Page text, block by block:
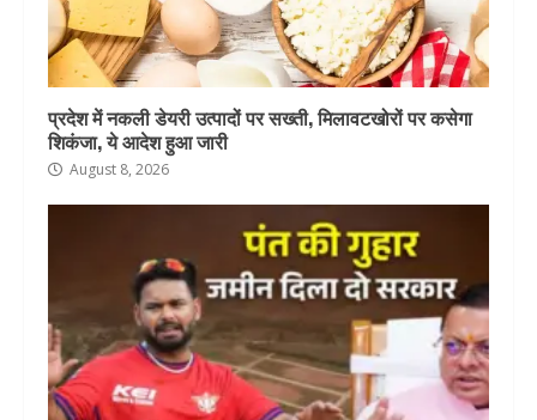
प्रदेश में नकली डेयरी उत्पादों पर सख्ती, मिलावटखोरों पर कसेगा
शिकंजा, ये आदेश हुआ जारी
August 8, 2026